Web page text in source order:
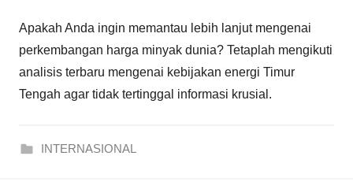
Apakah Anda ingin memantau lebih lanjut mengenai
perkembangan harga minyak dunia? Tetaplah mengikuti
analisis terbaru mengenai kebijakan energi Timur
Tengah agar tidak tertinggal informasi krusial.
INTERNASIONAL